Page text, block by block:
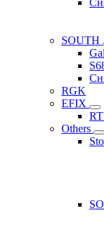
SOUTH
RGK
EFIX
Others